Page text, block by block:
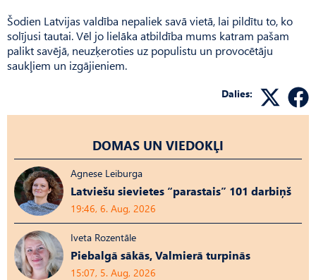
Šodien Latvijas valdība nepaliek savā vietā, lai pildītu to, ko
solījusi tautai. Vēl jo lielāka atbildība mums katram pašam
palikt savējā, neuzķeroties uz populistu un provocētāju
saukļiem un izgājieniem.
Dalies:
DOMAS UN VIEDOKĻI
Agnese Leiburga
Latviešu sievietes “parastais” 101 darbiņš
19:46, 6. Aug, 2026
Iveta Rozentāle
Piebalgā sākās, Valmierā turpinās
15:07, 5. Aug, 2026